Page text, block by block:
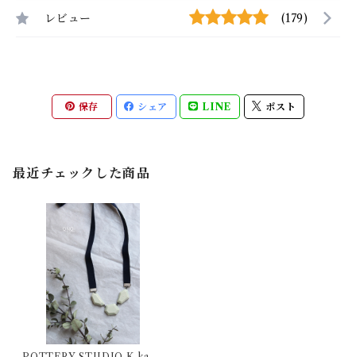
レビュー (179)
保存 シェア LINE ポスト
最近チェックした商品